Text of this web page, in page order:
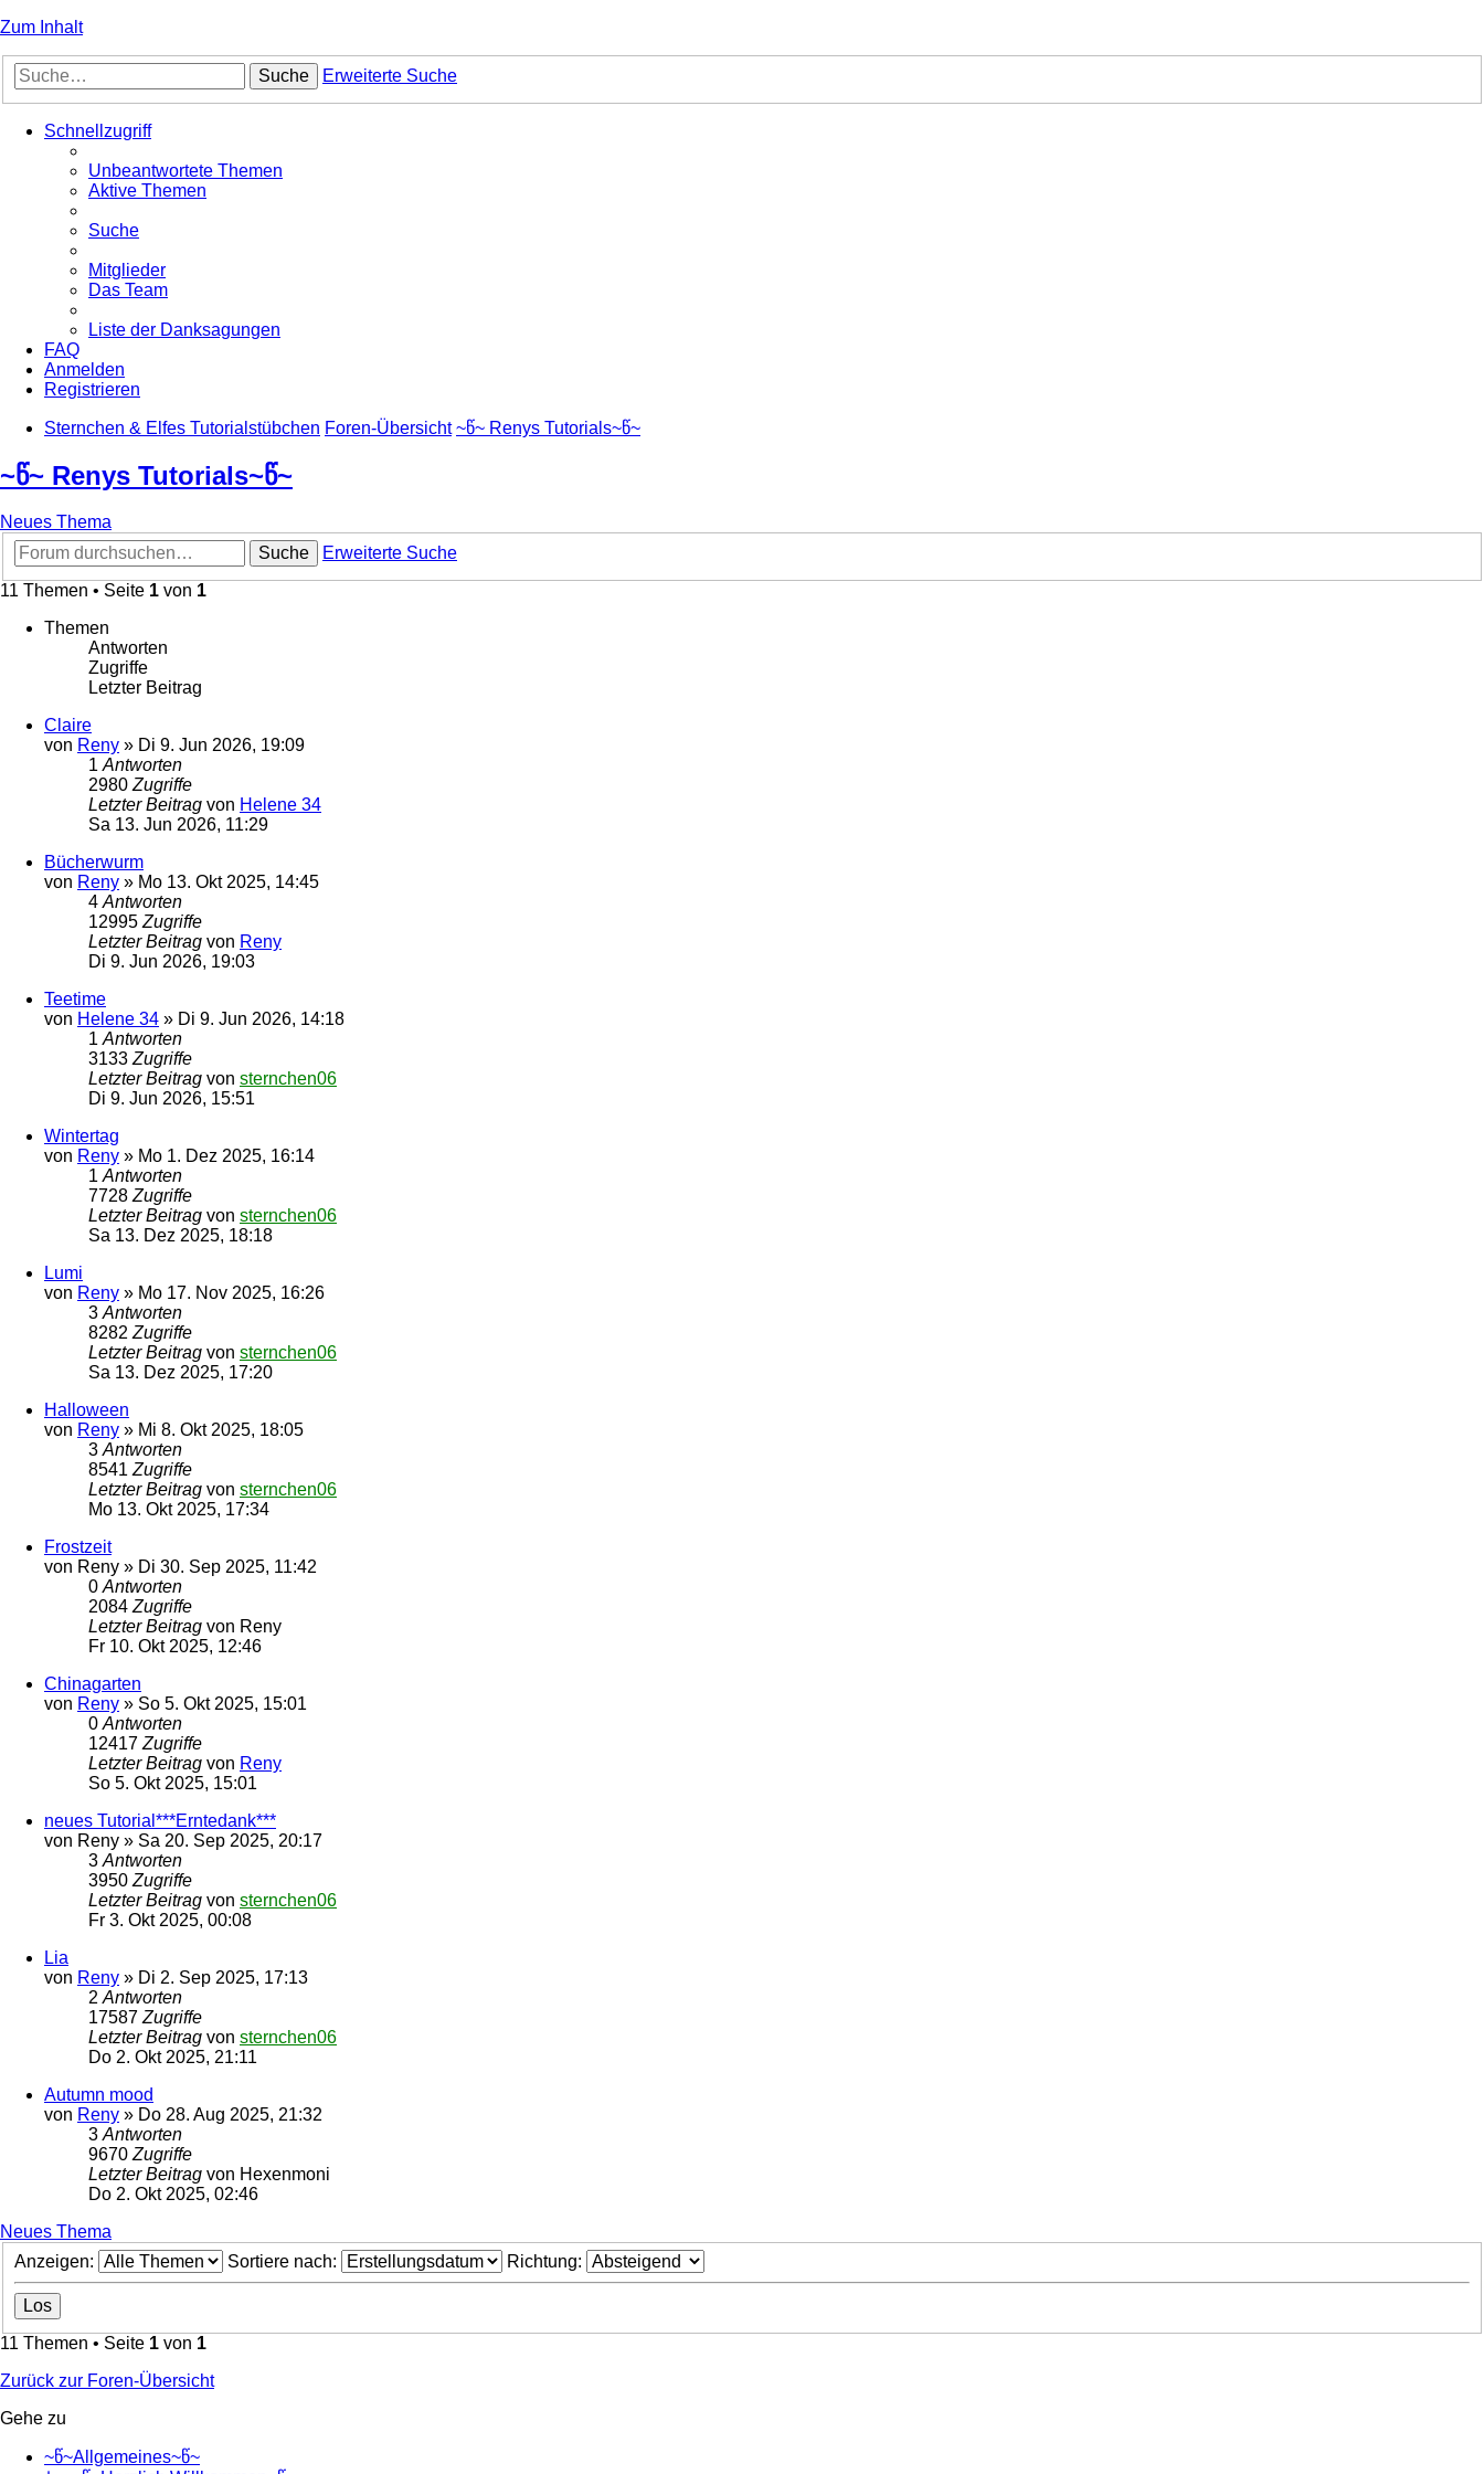
Zum Inhalt
Suche Erweiterte Suche
Schnellzugriff
Unbeantwortete Themen
Aktive Themen
Suche
Mitglieder
Das Team
Liste der Danksagungen
FAQ
Anmelden
Registrieren
Sternchen & Elfes Tutorialstübchen Foren-Übersicht ~წ~ Renys Tutorials~წ~
~წ~ Renys Tutorials~წ~
Neues Thema
Suche
Erweiterte Suche
11 Themen • Seite 1 von 1
Themen
Antworten
Zugriffe
Letzter Beitrag
Claire
von Reny » Di 9. Jun 2026, 19:09
1 Antworten
2980 Zugriffe
Letzter Beitrag von Helene 34
Sa 13. Jun 2026, 11:29
Bücherwurm
von Reny » Mo 13. Okt 2025, 14:45
4 Antworten
12995 Zugriffe
Letzter Beitrag von Reny
Di 9. Jun 2026, 19:03
Teetime
von Helene 34 » Di 9. Jun 2026, 14:18
1 Antworten
3133 Zugriffe
Letzter Beitrag von sternchen06
Di 9. Jun 2026, 15:51
Wintertag
von Reny » Mo 1. Dez 2025, 16:14
1 Antworten
7728 Zugriffe
Letzter Beitrag von sternchen06
Sa 13. Dez 2025, 18:18
Lumi
von Reny » Mo 17. Nov 2025, 16:26
3 Antworten
8282 Zugriffe
Letzter Beitrag von sternchen06
Sa 13. Dez 2025, 17:20
Halloween
von Reny » Mi 8. Okt 2025, 18:05
3 Antworten
8541 Zugriffe
Letzter Beitrag von sternchen06
Mo 13. Okt 2025, 17:34
Frostzeit
von Reny » Di 30. Sep 2025, 11:42
0 Antworten
2084 Zugriffe
Letzter Beitrag von Reny
Fr 10. Okt 2025, 12:46
Chinagarten
von Reny » So 5. Okt 2025, 15:01
0 Antworten
12417 Zugriffe
Letzter Beitrag von Reny
So 5. Okt 2025, 15:01
neues Tutorial***Erntedank***
von Reny » Sa 20. Sep 2025, 20:17
3 Antworten
3950 Zugriffe
Letzter Beitrag von sternchen06
Fr 3. Okt 2025, 00:08
Lia
von Reny » Di 2. Sep 2025, 17:13
2 Antworten
17587 Zugriffe
Letzter Beitrag von sternchen06
Do 2. Okt 2025, 21:11
Autumn mood
von Reny » Do 28. Aug 2025, 21:32
3 Antworten
9670 Zugriffe
Letzter Beitrag von Hexenmoni
Do 2. Okt 2025, 02:46
Neues Thema
Anzeigen:
Sortiere nach: Richtung:
11 Themen • Seite 1 von 1
Zurück zur Foren-Übersicht
Gehe zu
~წ~Allgemeines~წ~